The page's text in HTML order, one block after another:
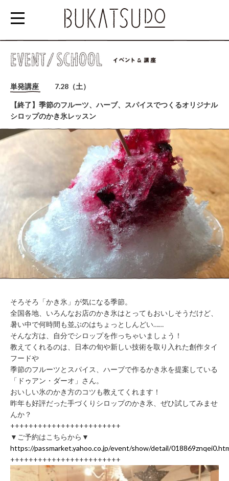
単発講座 7.28（土）
【終了】季節のフルーツ、ハーブ、スパイスでつくるオリジナル
シロップのかき氷レッスン
そろそろ「かき氷」が気になる季節。
全国各地、いろんなお店のかき氷はとってもおいしそうだけど、
暑い中で何時間も並ぶのはちょっとしんどい……
そんな方は、自分でシロップを作っちゃいましょう！
教えてくれるのは、日本の旬や新しい技術を取り入れた創作タイ
フードや
季節のフルーツとスパイス、ハーブで作るかき氷を提案している
「ドゥアン・ダーオ」さん。
おいしい氷のかき方のコツも教えてくれます！
昨年も好評だった手づくりシロップのかき氷、ぜひ試してみませ
んか？
++++++++++++++++++++++++
▼ご予約はこちらから▼
https://passmarket.yahoo.co.jp/event/show/detail/
++++++++++++++++++++++++
参
す
る
EVENT/SCHOOL
利
RENTAL
SPACE
FLOW（ご
利用の流
れ）
KITCHEN
HALL
BOOTH
ROOM
WORK
LOUNGE
BUSHITSU
る
REPORT
BUKATSUDO?
ACCESS
施
設
営
業
時
間
（年
末
年
始